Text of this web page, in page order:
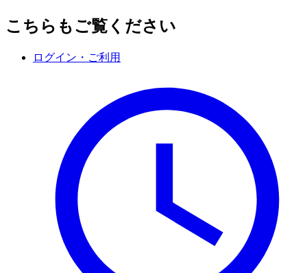
こちらもご覧ください
ログイン・ご利用